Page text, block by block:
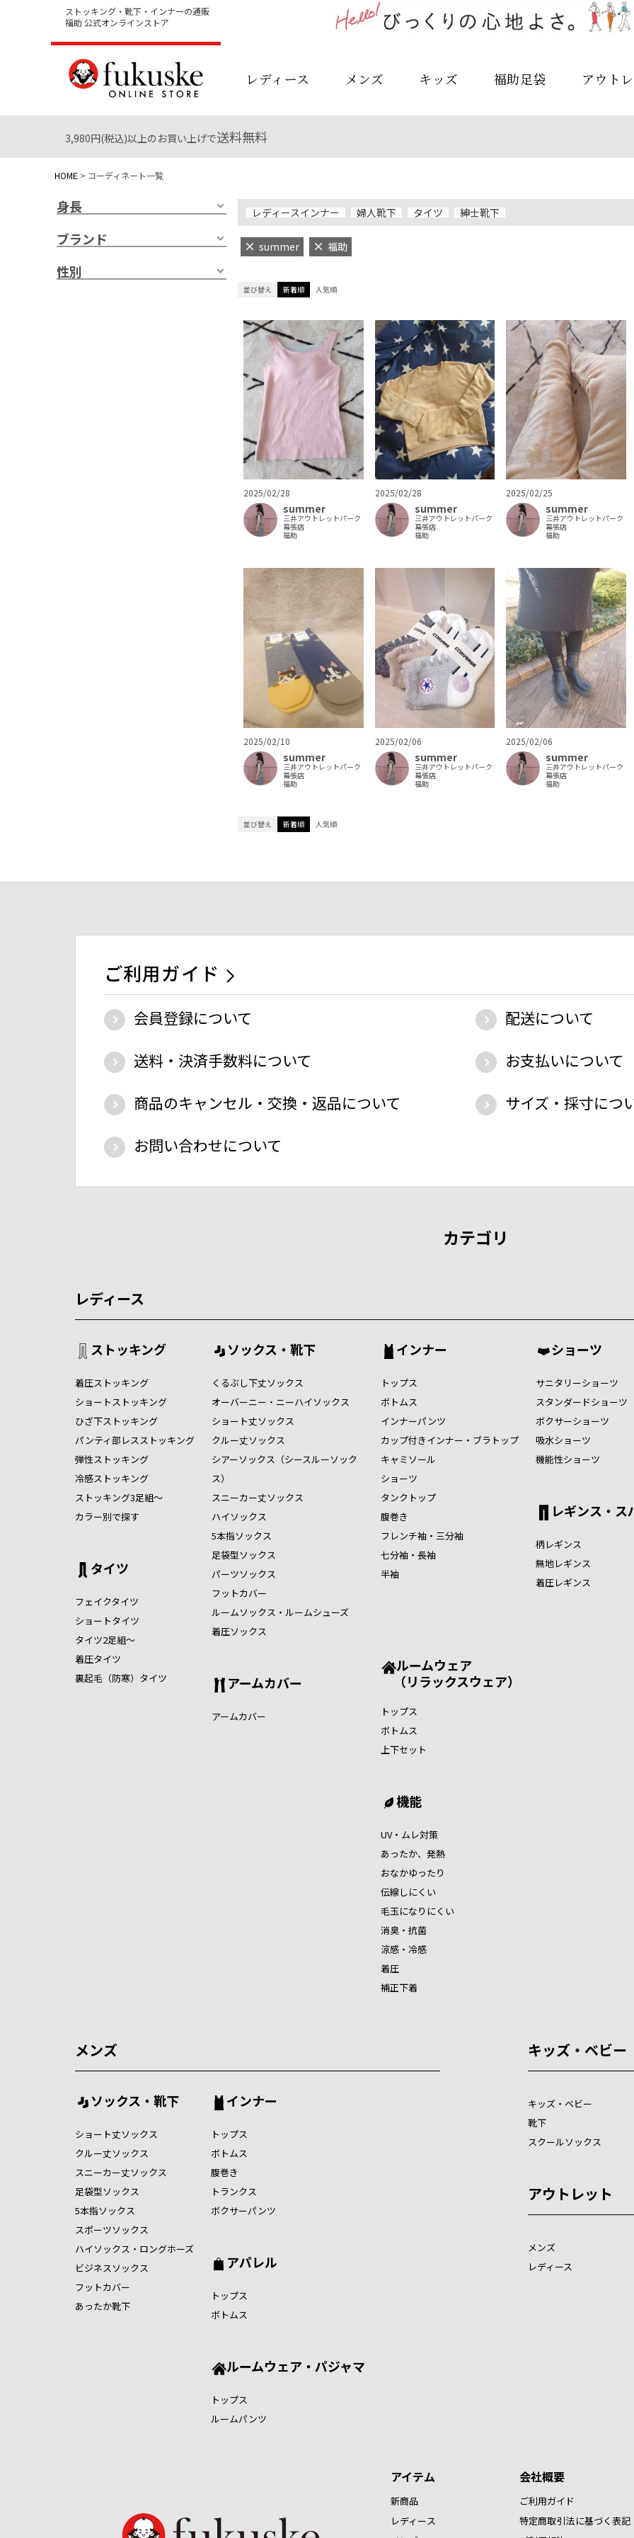
ストッキング・靴下・インナーの通販
福助 公式オンラインストア
レディース メンズ キッズ 福助足袋 アウト
3,980円(税込)以上のお買い上げで送料無料
HOME コーディネート一覧
身長
ブランド
性別
レディースインナー 婦人靴下 タイツ 紳士靴下
summer 福助
並び替え 新着順 人気順
2025/02/28
summer
三井アウトレットパーク
幕張店
福助
2025/02/28
summer
三井アウトレットパーク
幕張店
福助
2025/02/25
summer
三井アウトレットパーク
幕張店
福助
2025/02/10
summer
三井アウトレットパーク
幕張店
福助
2025/02/06
summer
三井アウトレットパーク
幕張店
福助
2025/02/06
summer
三井アウトレットパーク
幕張店
福助
並び替え 新着順 人気順
ご利用ガイド
会員登録について
配送について
送料・決済手数料について
お支払いについて
商品のキャンセル・交換・返品について
サイズ・採寸につ
お問い合わせについて
カテゴリ
レディース
ストッキング
着圧ストッキング
ショートストッキング
ひざ下ストッキング
パンティ部レスストッキング
弾性ストッキング
冷感ストッキング
ストッキング3足組～
カラー別で探す
タイツ
フェイクタイツ
ショートタイツ
タイツ2足組～
着圧タイツ
裏起毛（防寒）タイツ
ソックス・靴下
くるぶし下丈ソックス
オーバーニー・ニーハイソックス
ショート丈ソックス
クルー丈ソックス
シアーソックス（シースルーソック
ス）
スニーカー丈ソックス
ハイソックス
5本指ソックス
足袋型ソックス
パーツソックス
フットカバー
ルームソックス・ルームシューズ
着圧ソックス
アームカバー
アームカバー
インナー
トップス
ボトムス
インナーパンツ
カップ付きインナー・ブラトップ
キャミソール
ショーツ
タンクトップ
腹巻き
フレンチ袖・三分袖
七分袖・長袖
半袖
ショーツ
サニタリーショーツ
スタンダードショーツ
ボクサーショーツ
吸水ショーツ
機能性ショーツ
レギンス・ス
柄レギンス
無地レギンス
着圧レギンス
ルームウェア
（リラックスウェア）
トップス
ボトムス
上下セット
機能
UV・ムレ対策
あったか、発熱
おなかゆったり
伝線しにくい
毛玉になりにくい
消臭・抗菌
涼感・冷感
着圧
補正下着
メンズ
ソックス・靴下
ショート丈ソックス
クルー丈ソックス
スニーカー丈ソックス
足袋型ソックス
5本指ソックス
スポーツソックス
ハイソックス・ロングホーズ
ビジネスソックス
フットカバー
あったか靴下
インナー
トップス
ボトムス
腹巻き
トランクス
ボクサーパンツ
アパレル
トップス
ボトムス
ルームウェア・パジャマ
トップス
ルームパンツ
キッズ・ベビー
キッズ・ベビー
靴下
スクールソックス
アウトレット
メンズ
レディース
アイテム
新商品
レディース
会社概要
ご利用ガイド
特定商取引法に基づく表記